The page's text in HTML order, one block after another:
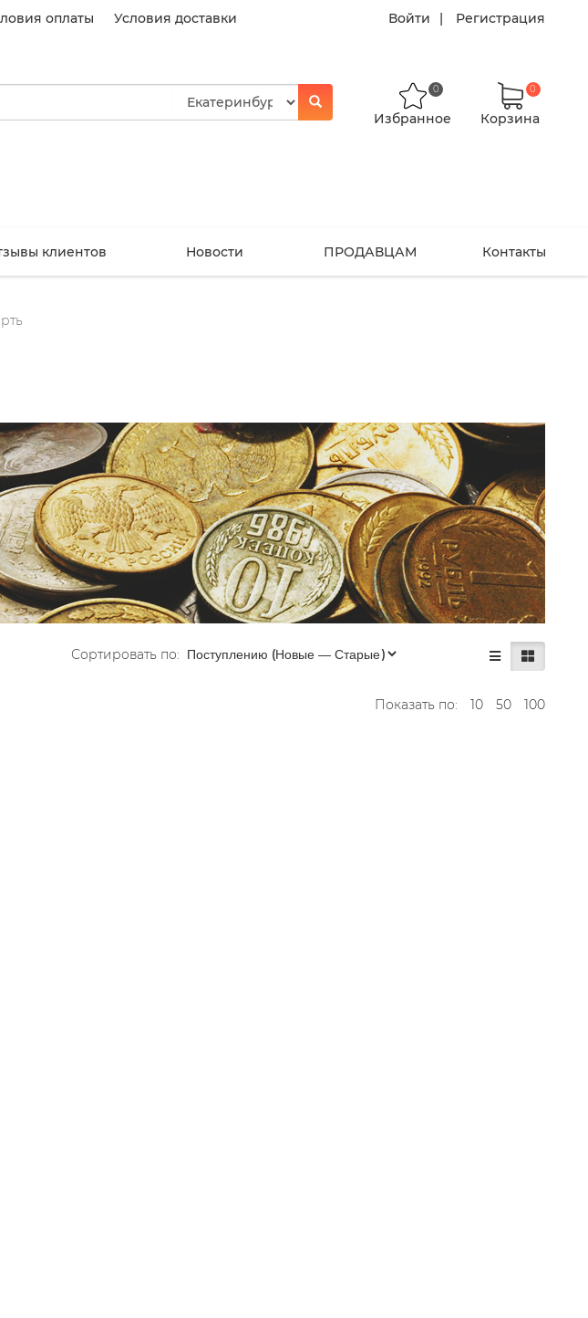
оплаты Условия доставки Войти Регистрация
Избранное
0
Корзина
0
клиентов Новости ПРОДАВЦАМ Контакты
Сортировать по:
Показать по: 10 50 100